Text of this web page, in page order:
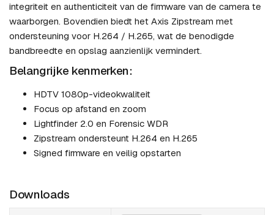
integriteit en authenticiteit van de firmware van de camera te
waarborgen. Bovendien biedt het Axis Zipstream met
ondersteuning voor H.264 / H.265, wat de benodigde
bandbreedte en opslag aanzienlijk vermindert.
Belangrijke kenmerken:
HDTV 1080p-videokwaliteit
Focus op afstand en zoom
Lightfinder 2.0 en Forensic WDR
Zipstream ondersteunt H.264 en H.265
Signed firmware en veilig opstarten
Downloads